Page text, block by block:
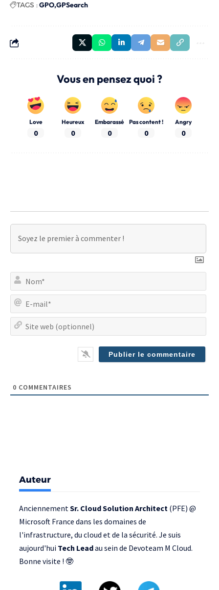
TAGS :GPO GPSearch
Vous en pensez quoi ?
Love
0
Heureux
0
Embarassé
0
Pas content !
0
Angry
0
0 COMMENTAIRES
Auteur
AnciennementSr. Cloud Solution Architect (PFE) @
Microsoft France dans les domaines de
l'infrastructure, du cloud et de la sécurité. Je suis
aujourd'hui Tech Leadau sein de Devoteam M Cloud.
Bonne visite ! 🤓